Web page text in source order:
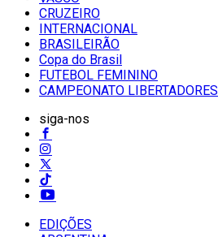
CRUZEIRO
INTERNACIONAL
BRASILEIRÃO
Copa do Brasil
FUTEBOL FEMININO
CAMPEONATO LIBERTADORES
siga-nos
EDIÇÕES